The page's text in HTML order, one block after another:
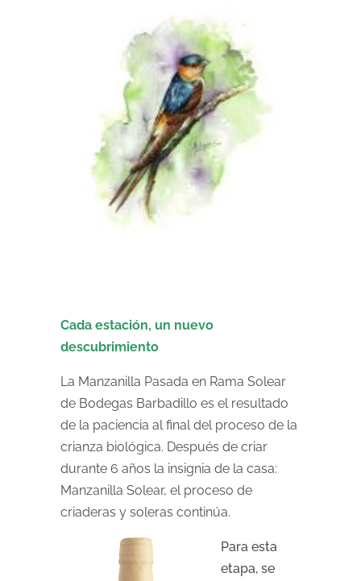
Cada estación, un nuevo
descubrimiento
La Manzanilla Pasada en Rama Solear
de Bodegas Barbadillo es el resultado
de la paciencia al final del proceso de la
crianza biológica. Después de criar
durante 6 años la insignia de la casa:
Manzanilla Solear, el proceso de
criaderas y soleras continúa.
Para esta
etapa, se